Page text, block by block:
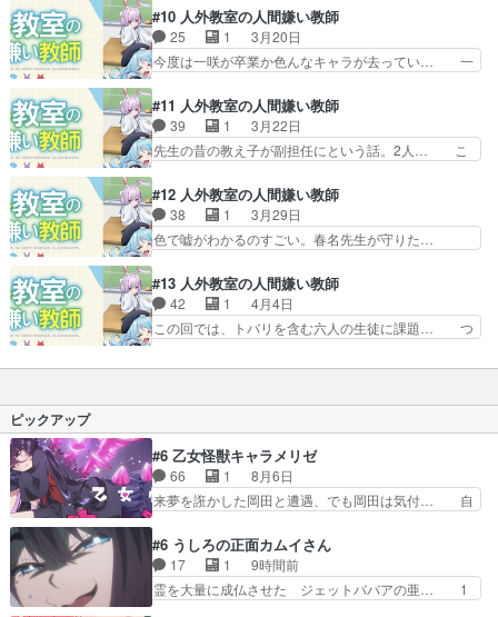
業してしまい、新しく3人が… ・星野と雪先生が
夫婦なのは何となく気付い… 早乙女先生が既婚
者…だと…ｗ新メンバーも…
とトバリの会話が刺さりまくって、人… もう１年
経ったのか！？またそれぞれに合わ… あっという
間に卒業課題！右左美ちゃんも頑… 理事長シラヌ
イは、トバリとの演じ分けにも… もう１年経った
試験。今回卒業要件を勝… なんでこんな雑にキャ
ラ退場させんのしかも… もう最終課題かよっ！た
だの愚痴に正論やめ…
#10 人外教室の人間嫌い教師
25 1
3月20日
今度は一咲が卒業か色んなキャラが去ってい… 一
といさきの卒業式2人いるんだから、い… ※今回
も推しだけフィーチャーなの①いさき… 一咲とイ
サキの卒業色、同級生の思いがこも… 一咲の為の
サプライズ卒業式を計画、不安に… 一咲といさ
介にいた新任教師はあの因縁の… みんなでいさき
ちゃんの卒業式もやってあげ… 墓地に向かうのに
乗ったバスはイマイチ市営…
#11 人外教室の人間嫌い教師
39 1
3月22日
先生の昔の教え子が副担任にという話。2人… こ
好き、女子高生の体育座りだあああああ… 学校を
牢屋と例える未来。クズの教師に歯向… ヒトマ先
生の過去編で人間嫌いになった理由… 零が人間嫌
いになった理由がよく分かった、… 零の人間嫌い
ったのか…未来がいじめを受… 先生の教え子だっ
た・未来が副担任として赴… 過去の経緯はそんな
感じだったのか未来には…
#12 人外教室の人間嫌い教師
38 1
3月29日
色で嘘がわかるのすごい。春名先生が守りた…
んの「どうでもいい嘘ばっかつ… マキちゃんは、
未来先生の嘘を見抜いている… 美しさを知らしめ
たい若葉と嘘をつきたくな… ギャルの生足えっっ
っっっっっっろ！！！！… 一見穏やかな時間が流
#13 人外教室の人間嫌い教師
42 1
4月4日
この回では、トバリを含む六人の生徒に課題… つ
も好きって言うの!チャラいの!の膨れ… また卒業
最終話で1話の生徒が卒業出来た… 作中の時間の
それは良いけど結局、エルフ… 「人間嫌いと此方
の未来」上級クラスに、今… これは原作通りなの
かどうか原作小説は5巻… もう1年経ったのか
よ！！そしてやっぱり右…
ピックアップ
#6 乙女怪獣キャラメリゼ
66 1
8月6日
来夢を誑かした岡田と遭遇、でも岡田は気付… 自
なからのメイク道具が、らいりーさんを… らいり
ーの影響で理想に向けて努力する黒絵… コングと
ゴ〇ラの怪獣大決戦!?w黒絵の友… らいりーが己
のルッキズムと相対する話とし… らいりーさんが
#6 うしろの正面カムイさん
17 1
9時間前
霊を大量に成仏させた ジェットババアの亜… 1